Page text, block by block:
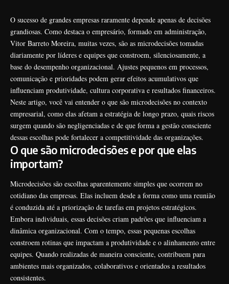
O sucesso de grandes empresas raramente depende apenas de decisões
grandiosas. Como destaca o empresário, formado em administração,
Vitor Barreto Moreira, muitas vezes, são as microdecisões tomadas
diariamente por líderes e equipes que constroem, silenciosamente, a
base do desempenho organizacional. Ajustes pequenos em processos,
comunicação e prioridades podem gerar efeitos acumulativos que
influenciam produtividade, cultura corporativa e resultados financeiros.
Neste artigo, você vai entender o que são microdecisões no contexto
empresarial, como elas afetam a estratégia de longo prazo, quais riscos
surgem quando são negligenciadas e de que forma a gestão consciente
dessas escolhas pode fortalecer a competitividade das organizações.
O que são microdecisões e por que elas
importam?
Microdecisões são escolhas aparentemente simples que ocorrem no
cotidiano das empresas. Elas incluem desde a forma como uma reunião
é conduzida até a priorização de tarefas em projetos estratégicos.
Embora individuais, essas decisões criam padrões que influenciam a
dinâmica organizacional. Com o tempo, essas pequenas escolhas
constroem rotinas que impactam a produtividade e o alinhamento entre
equipes. Quando realizadas de maneira consciente, contribuem para
ambientes mais organizados, colaborativos e orientados a resultados
consistentes.